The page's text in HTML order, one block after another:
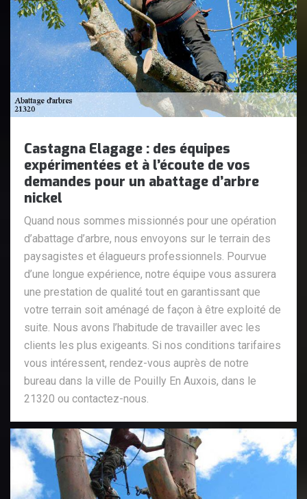
Castagna Elagage : des équipes
expérimentées et à l’écoute de vos
demandes pour un abattage d’arbre
nickel
Quand nous sommes missionnés pour une opération
d’abattage d’arbre, nous envoyons sur le terrain des
paysagistes et élagueurs professionnels. Pourvue
d’une longue expérience, notre équipe vous assurera
une prestation de qualité tout en garantissant que
votre terrain soit aménagé de façon à être exploité de
suite. Nous avons l’habitude de travailler avec les
clients les plus exigeants. Si nos conditions tarifaires
vous intéressent, rendez-vous auprès de notre
bureau dans la ville de Pouilly En Auxois, dans le
21320 ou contactez-nous.